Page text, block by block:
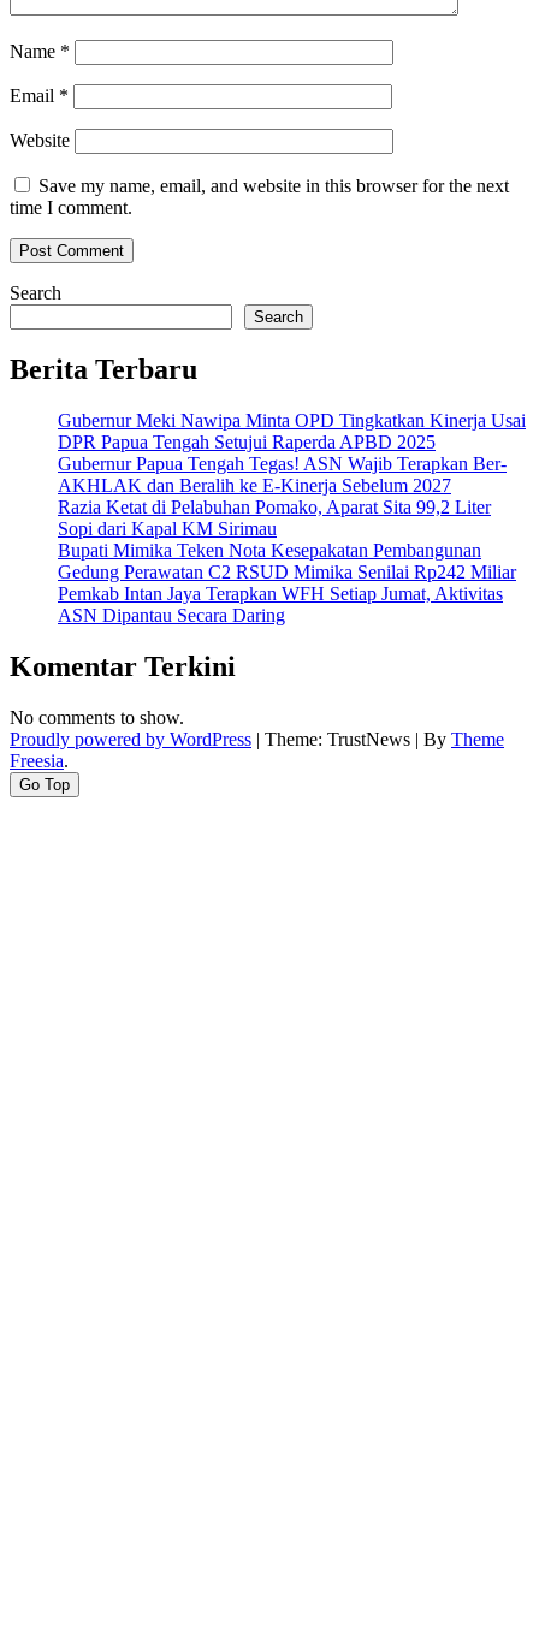
Name *
Email *
Website
Save my name, email, and website in this browser for the next
time I comment.
Search
Search
Berita Terbaru
Gubernur Meki Nawipa Minta OPD Tingkatkan Kinerja Usai
DPR Papua Tengah Setujui Raperda APBD 2025
Gubernur Papua Tengah Tegas! ASN Wajib Terapkan Ber-
AKHLAK dan Beralih ke E-Kinerja Sebelum 2027
Razia Ketat di Pelabuhan Pomako, Aparat Sita 99,2 Liter
Sopi dari Kapal KM Sirimau
Bupati Mimika Teken Nota Kesepakatan Pembangunan
Gedung Perawatan C2 RSUD Mimika Senilai Rp242 Miliar
Pemkab Intan Jaya Terapkan WFH Setiap Jumat, Aktivitas
ASN Dipantau Secara Daring
Komentar Terkini
No comments to show.
Proudly powered by WordPress | Theme: TrustNews | By Theme
Freesia.
Go Top